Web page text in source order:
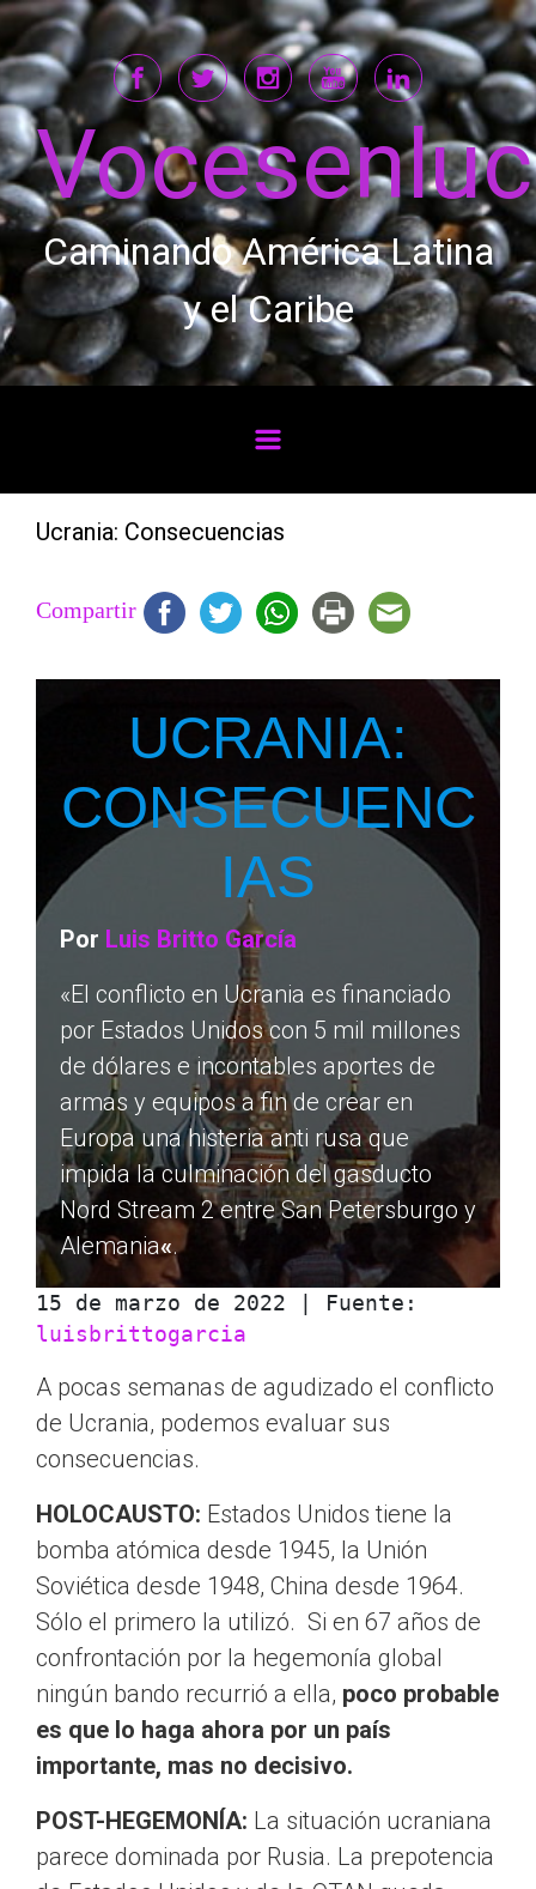
Saltar al contenido principal
Caminando América Latina
y el Caribe
Ucrania: Consecuencias
Compartir
UCRANIA:
CONSECUENC
IAS
Por Luis Britto García
«El conflicto en Ucrania es financiado
por Estados Unidos con 5 mil millones
de dólares e incontables aportes de
armas y equipos a fin de crear en
Europa una histeria anti rusa que
impida la culminación del gasducto
Nord Stream 2 entre San Petersburgo y
Alemania«.
luisbrittogarcia
A pocas semanas de agudizado el conflicto
de Ucrania, podemos evaluar sus
consecuencias.
HOLOCAUSTO: Estados Unidos tiene la
bomba atómica desde 1945, la Unión
Soviética desde 1948, China desde 1964.
Sólo el primero la utilizó. Si en 67 años de
confrontación por la hegemonía global
ningún bando recurrió a ella, poco probable
es que lo haga ahora por un país
importante, mas no decisivo.
POST-HEGEMONÍA: La situación ucraniana
parece dominada por Rusia. La prepotencia